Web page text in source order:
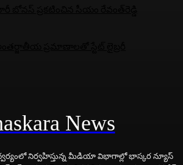
News
నిర్వహిస్తున్న మీడియా విభాగాల్లో భాస్కర న్యూస్